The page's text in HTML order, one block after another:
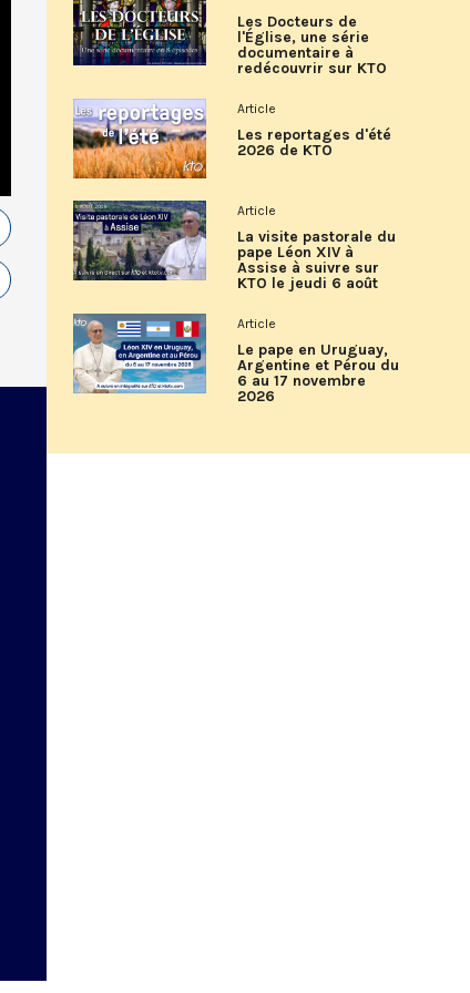
Les Docteurs de
l'Église, une série
documentaire à
redécouvrir sur KTO
Article
Les reportages d'été
2026 de KTO
Article
La visite pastorale du
pape Léon XIV à
Assise à suivre sur
KTO le jeudi 6 août
Article
Le pape en Uruguay,
Argentine et Pérou du
6 au 17 novembre
2026